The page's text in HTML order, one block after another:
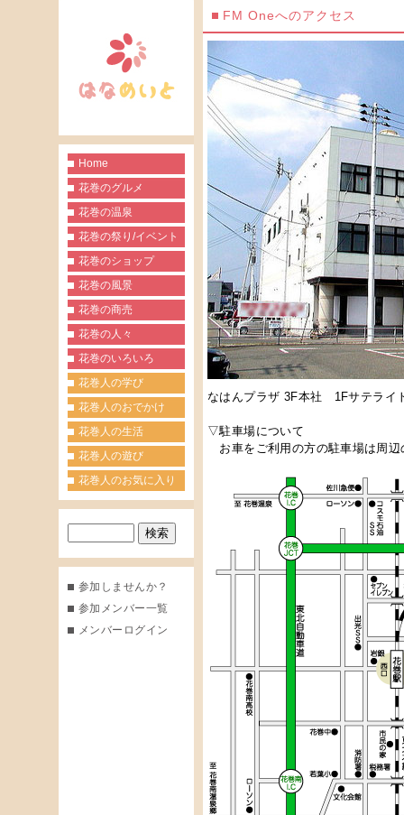
Home
花巻のグルメ
花巻の温泉
花巻の祭り/イベント
花巻のショップ
花巻の風景
花巻の商売
花巻の人々
花巻のいろいろ
花巻人の学び
花巻人のおでかけ
花巻人の生活
花巻人の遊び
花巻人のお気に入り
参加しませんか？
参加メンバー一覧
メンバーログイン
FM Oneへのアクセス
なはんプラザ 3F本社 1Fサテライ
▽駐車場について
お車をご利用の方の駐車場は周辺